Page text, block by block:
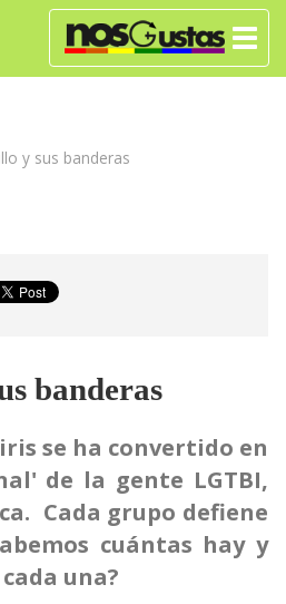
y sus banderas
banderas
se ha convertido en
de la gente LGTBI,
Cada grupo defiene
cuántas hay y
una?